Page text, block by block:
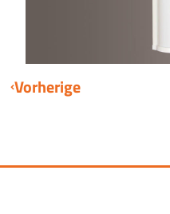
Vorherige